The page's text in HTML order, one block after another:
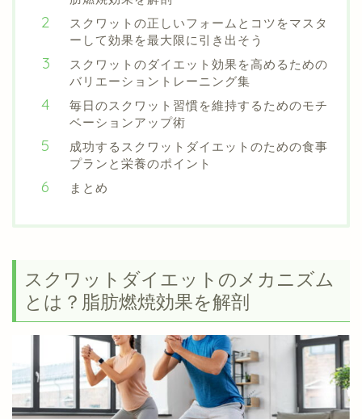
スクワットの正しいフォームとコツをマスタ
ーして効果を最大限に引き出そう
スクワットのダイエット効果を高めるための
バリエーショントレーニング集
毎日のスクワット習慣を維持するためのモチ
ベーションアップ術
成功するスクワットダイエットのための食事
プランと栄養のポイント
まとめ
スクワットダイエットのメカニズム
とは？脂肪燃焼効果を解剖